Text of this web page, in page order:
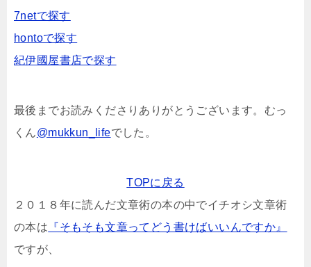
7netで探す
hontoで探す
紀伊國屋書店で探す
最後までお読みくださりありがとうございます。むっ
くん@mukkun_lifeでした。
TOPに戻る
２０１８年に読んだ文章術の本の中でイチオシ文章術
の本は 『そもそも文章ってどう書けばいいんですか』
ですが、